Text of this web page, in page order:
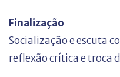
Finalização
Socialização e escuta
reflexão crítica e troca